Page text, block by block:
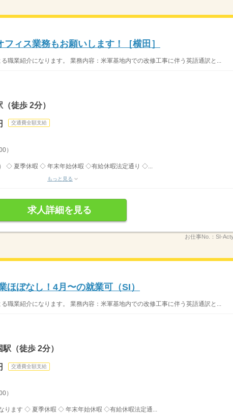
ィス業務もお願いします！［横田］
職業紹介になります。 業務内容：米軍基地内での改修工事に伴う英語通訳と...
徒歩 2分）
交通費全額支給
）
◇ 夏季休暇 ◇ 年末年始休暇 ◇有給休暇法定通り ◇...
もっと見る
求人詳細を見る
お仕事No.： SI-
ほぼなし！4月〜の就業可（SI）
職業紹介になります。 業務内容：米軍基地内での改修工事に伴う英語通訳と...
（徒歩 2分）
交通費全額支給
）
ます ◇ 夏季休暇 ◇ 年末年始休暇 ◇有給休暇法定通...